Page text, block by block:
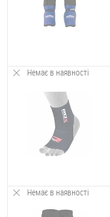
Немає в наявності
Немає в наявності